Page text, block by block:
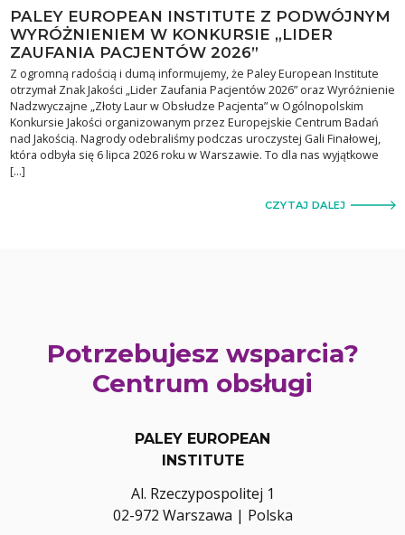
PALEY EUROPEAN INSTITUTE Z PODWÓJNYM
WYRÓŻNIENIEM W KONKURSIE „LIDER
ZAUFANIA PACJENTÓW 2026”
Z ogromną radością i dumą informujemy, że Paley European Institute
otrzymał Znak Jakości „Lider Zaufania Pacjentów 2026” oraz Wyróżnienie
Nadzwyczajne „Złoty Laur w Obsłudze Pacjenta” w Ogólnopolskim
Konkursie Jakości organizowanym przez Europejskie Centrum Badań
nad Jakością. Nagrody odebraliśmy podczas uroczystej Gali Finałowej,
która odbyła się 6 lipca 2026 roku w Warszawie. To dla nas wyjątkowe
[…]
CZYTAJ DALEJ
Potrzebujesz wsparcia?
Centrum obsługi
PALEY EUROPEAN
INSTITUTE
Al. Rzeczypospolitej 1
02-972 Warszawa | Polska